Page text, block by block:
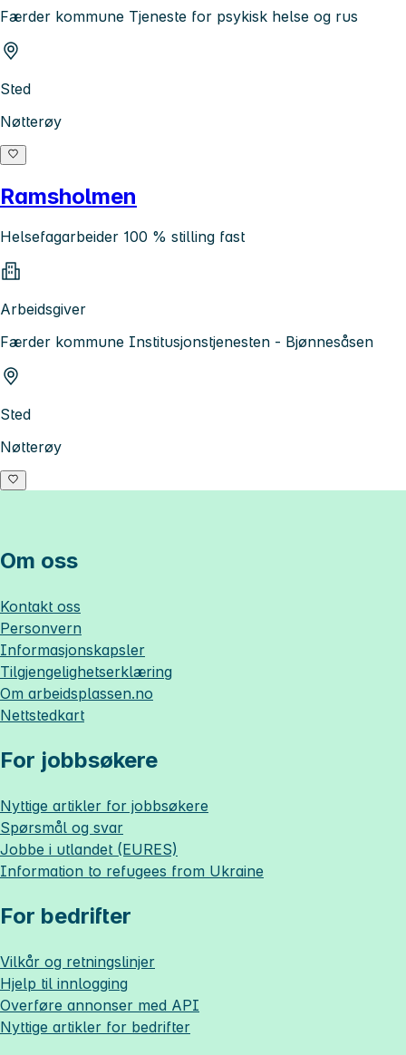
Færder kommune Tjeneste for psykisk helse og rus
Sted
Nøtterøy
Ramsholmen
Helsefagarbeider 100 % stilling fast
Arbeidsgiver
Færder kommune Institusjonstjenesten - Bjønnesåsen
Sted
Nøtterøy
Om oss
Kontakt oss
Personvern
Informasjonskapsler
Tilgjengelighetserklæring
Om arbeidsplassen.no
Nettstedkart
For jobbsøkere
Nyttige artikler for jobbsøkere
Spørsmål og svar
Jobbe i utlandet (EURES)
Information to refugees from Ukraine
For bedrifter
Vilkår og retningslinjer
Hjelp til innlogging
Overføre annonser med API
Nyttige artikler for bedrifter